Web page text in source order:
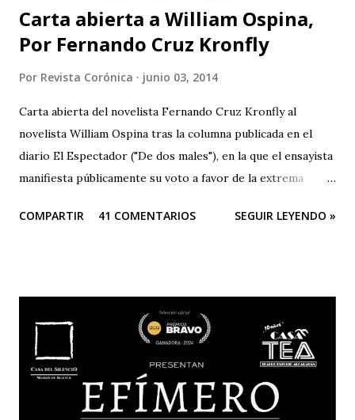
Carta abierta a William Ospina,
Por Fernando Cruz Kronfly
Por Revista Corónica junio 03, 2014
Carta abierta del novelista Fernando Cruz Kronfly al
novelista William Ospina tras la columna publicada en el
diario El Espectador ("De dos males"), en la que el ensayista
manifiesta públicamente su voto a favor de la extrema
de Colombia. Aquí la columna de Ospina . Revista Corónica
está claro y nada de esto se afectará. Pero, la publicidad de
tu documento me obliga a hablarte en público. Entonces,
debo decirte que tu decisión de preferir al Zorro sobre el
Santo me ha llenado de estupor. No necesitabas explicarla
de una manera tan aterradora. Lo de menos es tu voto
COMPARTIR 41 COMENTARIOS SEGUIR LEYENDO »